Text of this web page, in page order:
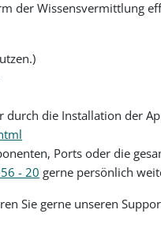
der Wissensvermittlung
durch die Installation der
Ports oder die
- 20 gerne persönlich
Sie gerne unseren